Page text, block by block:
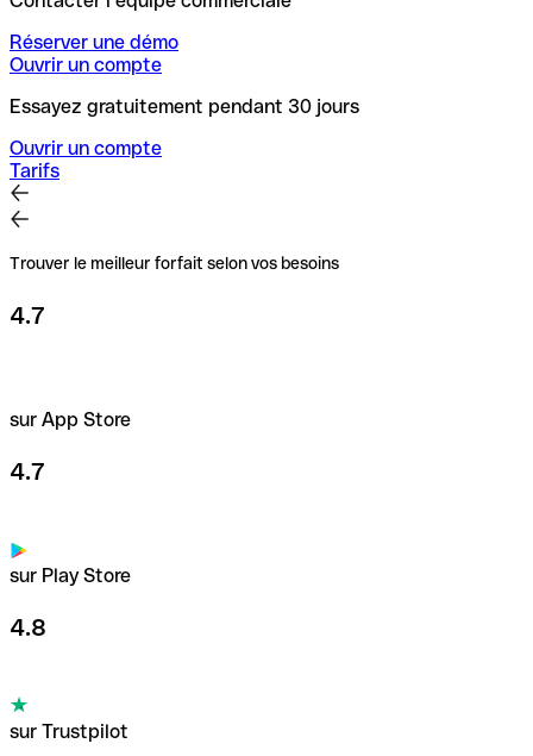
Réserver une démo
Ouvrir un compte
Essayez gratuitement pendant 30 jours
Ouvrir un compte
Tarifs
Trouver le meilleur forfait selon vos besoins
4.7
sur App Store
4.7
sur Play Store
4.8
sur Trustpilot